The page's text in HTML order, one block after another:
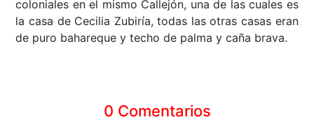
coloniales en el mismo Callejón, una de las cuales es
la casa de Cecilia Zubiría, todas las otras casas eran
de puro bahareque y techo de palma y caña brava.
0 Comentarios